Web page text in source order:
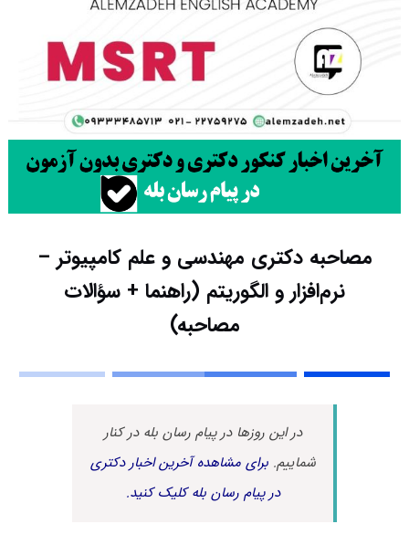
مصاحبه دکتری مهندسی و علم کامپیوتر –
نرم‌افزار و الگوریتم (راهنما + سؤالات
مصاحبه)
در این روزها در پیام رسان بله در کنار
شماییم.برای مشاهده آخرین اخبار دکتری
در پیام رسان بله کلیک کنید.